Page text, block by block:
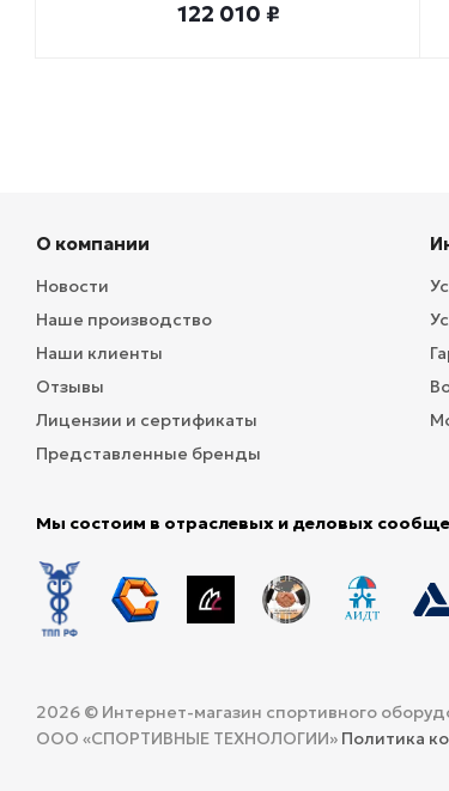
122 010 ₽
О компании
Новости
Наше производство
Наши клиенты
Отзывы
Лицензии и сертификаты
Представленные бренды
Мы состоим в отраслевых и деловых
2026 © Интернет-магазин спортивного
ООО «СПОРТИВНЫЕ ТЕХНОЛОГИИ» Политика